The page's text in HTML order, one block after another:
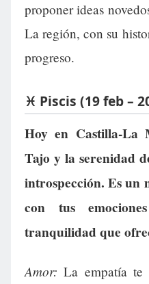
proponer ideas
La región, con su
progreso.
♓ Piscis (19 feb –
Hoy en Castilla-La
Tajo y la serenidad
introspección. Es un
con tus
tranquilidad que
Amor: La empatía te